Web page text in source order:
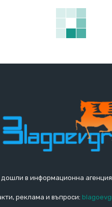
в информационна
реклама и въпроси: